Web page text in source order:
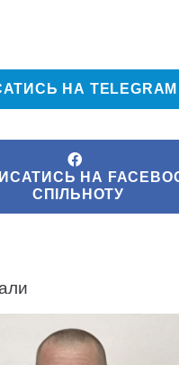
НА
НА
СПІЛЬНОТУ